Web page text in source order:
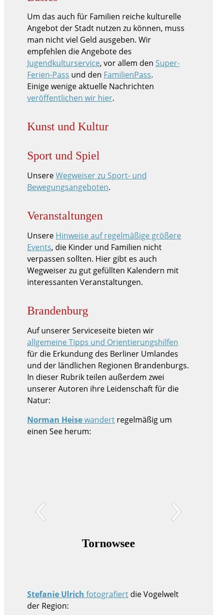
Um das auch für Familien reiche kulturelle
Angebot der Stadt nutzen zu können, muss
man nicht viel Geld ausgeben. Wir
empfehlen die Angebote des
Jugendkulturservice, vor allem den Super-
Ferien-Pass und den FamilienPass.
Einige wenige aktuelle Nachrichten
veröffentlichen wir hier.
Kunst und Kultur
Sport und Spiel
UnsereWegweiser zu Sport- und
Bewegungsangeboten.
Veranstaltungen
Unsere Hinweise auf regelmäßige größere
Events, die Kinder und Familien nicht
verpassen sollten. Hier gibt es auch
Wegweiser zu gut gefüllten Kalendern mit
interessanten Veranstaltungen.
Brandenburg
Auf unserer Serviceseite bieten wir
allgemeine Tipps und Orientierungshilfen
für die Erkundung des Berliner Umlandes
und der ländlichen Regionen Brandenburgs.
In dieser Rubrik teilen außerdem zwei
unserer Autoren ihre Leidenschaft für die
Natur:
Norman Heisewandert regelmäßig um
einen See herum:
Tornowsee
Stefanie Ulrich fotografiert die Vogelwelt
der Region: